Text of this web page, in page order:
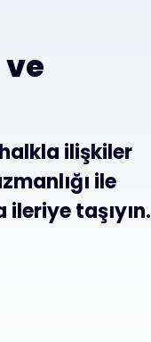
ilişkiler
ile
ileriye taşıyın.